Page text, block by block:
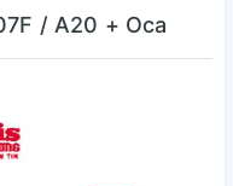
/ A20 + Oca